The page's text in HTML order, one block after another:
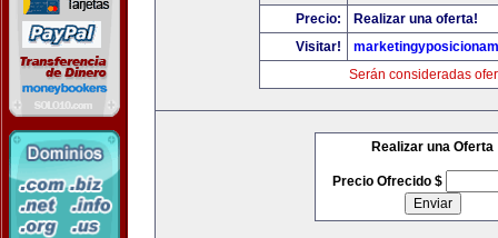
Precio:
Realizar una oferta!
Visitar!
Serán consideradas
Realizar una Oferta
Precio Ofrecido $